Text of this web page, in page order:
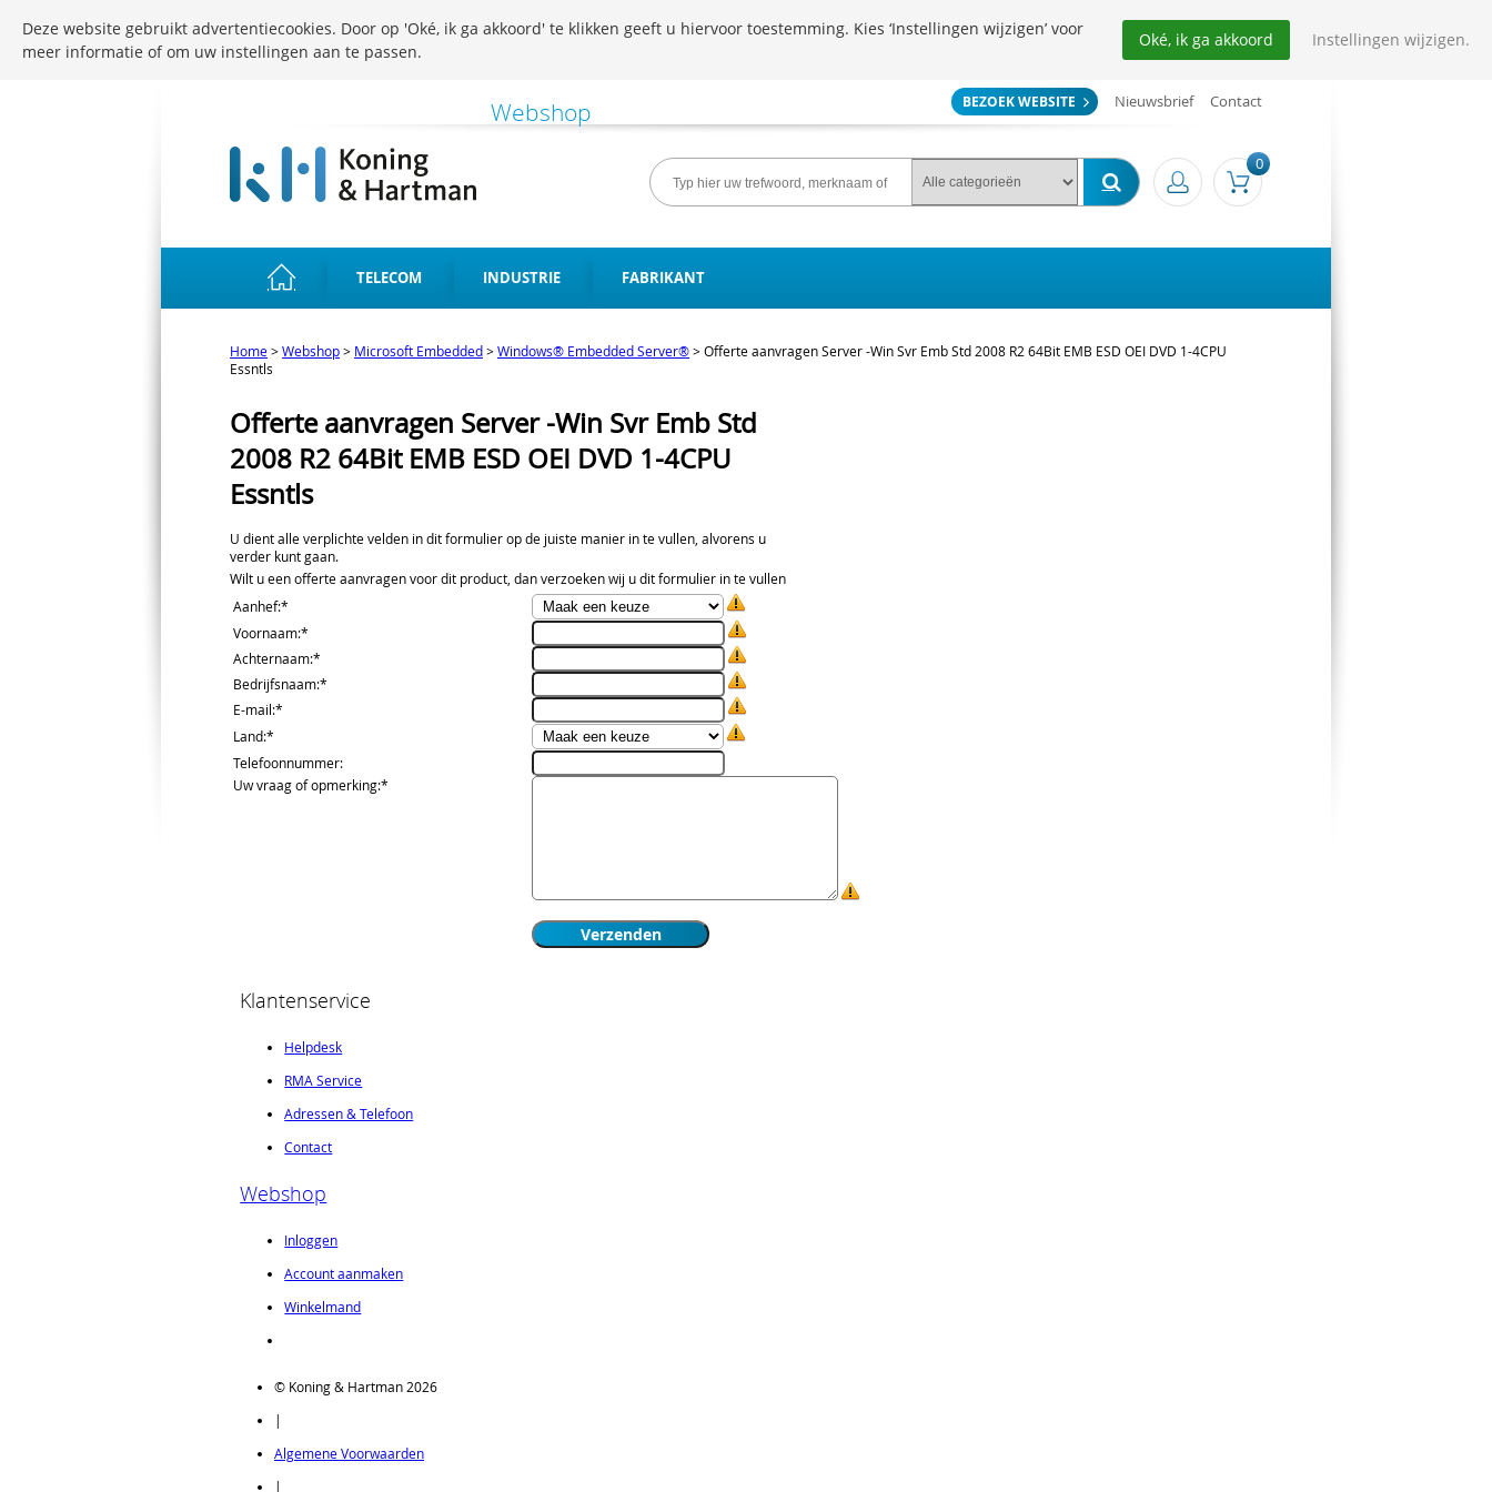
BEZOEK WEBSITE Nieuwsbrief Contact
0
TELECOM INDUSTRIE FABRIKANT
Home>Webshop> Microsoft Embedded>Windows® Embedded Server®>Offerte aanvragen Server -Win Svr Emb Std 2008 R2 64Bit EMB ESD OEI DVD 1-4CPU
Essntls
Offerte aanvragen Server -Win Svr Emb Std
2008 R2 64Bit EMB ESD OEI DVD 1-4CPU
Essntls
U dient alle verplichte velden in dit formulier op de juiste manier in te vullen, alvorens u
verder kunt gaan.
Wilt u een offerte aanvragen voor dit product, dan verzoeken wij u dit formulier in te vullen
Aanhef:*
Voornaam:*
Achternaam:*
Bedrijfsnaam:*
E-mail:*
Land:*
Telefoonnummer:
Uw vraag of opmerking:*
Klantenservice
Helpdesk
RMA Service
Adressen & Telefoon
Contact
Webshop
Inloggen
Account aanmaken
Winkelmand
© Koning & Hartman 2026
|
Algemene Voorwaarden
|
Deze website gebruikt advertentiecookies. Door op 'Oké, ik ga akkoord' te klikken geeft u hiervoor toestemming. Kies ‘Instellingen wijzigen’ voor
meer informatie of om uw instellingen aan te passen.
Oké, ik ga akkoord Instellingen wijzigen.